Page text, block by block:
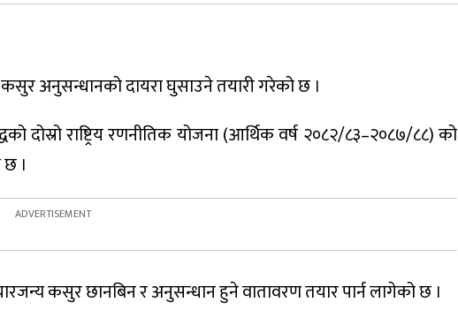
कसुर अनुसन्धानको दायरा घुसाउने तयारी गरेको छ ।
दोस्रो राष्ट्रिय रणनीतिक योजना (आर्थिक वर्ष २०८२/८३–२०८७/८८) को
।
कसुर छानबिन र अनुसन्धान हुने वातावरण तयार पार्न लागेको छ ।